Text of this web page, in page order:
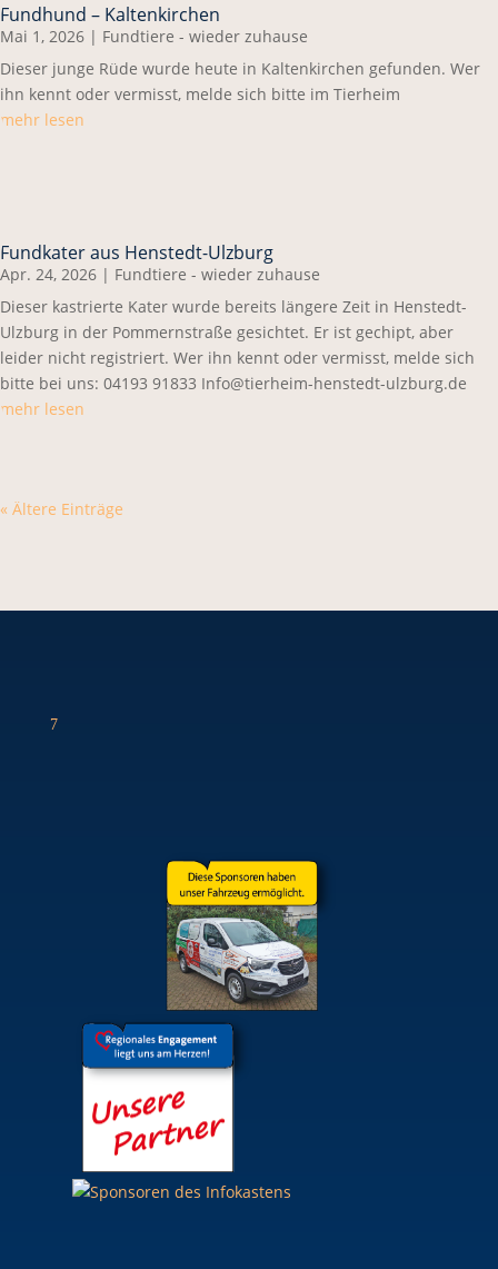
Fundhund – Kaltenkirchen
Mai 1, 2026 | Fundtiere - wieder zuhause
Dieser junge Rüde wurde heute in Kaltenkirchen gefunden. Wer
ihn kennt oder vermisst, melde sich bitte im Tierheim
mehr lesen
Fundkater aus Henstedt-Ulzburg
Apr. 24, 2026 | Fundtiere - wieder zuhause
Dieser kastrierte Kater wurde bereits längere Zeit in Henstedt-
Ulzburg in der Pommernstraße gesichtet. Er ist gechipt, aber
leider nicht registriert. Wer ihn kennt oder vermisst, melde sich
bitte bei uns: 04193 91833 Info@tierheim-henstedt-ulzburg.de
mehr lesen
« Ältere Einträge
7